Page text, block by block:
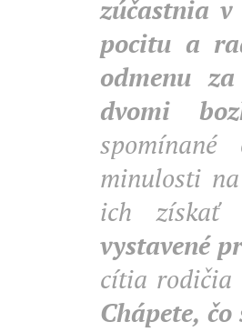
zúčastnia
pocitu a
odmenu
dvomi
minulosti
ich získať
vystavené
cítia rodičia
Chápete,